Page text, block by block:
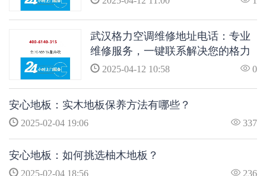
武汉格力空调维修地址电话：专业
维修服务，一键联系解决您的格力
空调问题
2025-04-12 10:58 0
安心地板：实木地板保养方法有哪些？
2025-02-04 19:06 337
安心地板：如何挑选柚木地板？
2025-02-04 18:56 236